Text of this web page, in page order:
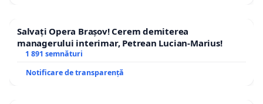
Salvați Opera Brașov! Cerem demiterea
managerului interimar, Petrean Lucian-Marius!
1 891 semnături
Notificare de transparență